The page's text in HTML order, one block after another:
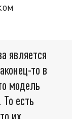
является
то в
модель
есть
их